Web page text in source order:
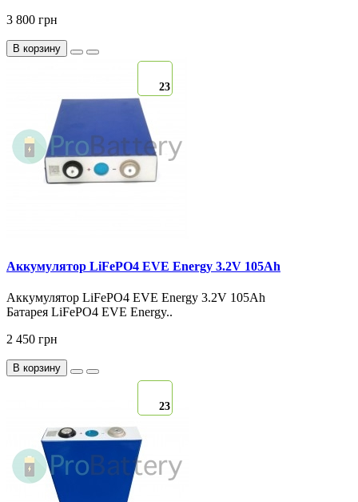
3 800 грн
В корзину
23
Аккумулятор LiFePO4 EVE Energy 3.2V 105Ah
Аккумулятор LiFePO4 EVE Energy 3.2V 105Ah
Батарея LiFePO4 EVE Energy..
2 450 грн
В корзину
23